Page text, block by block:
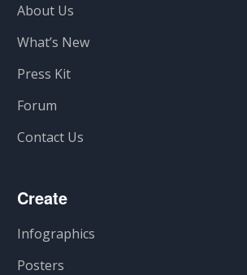
About Us
What’s New
Press Kit
Forum
Contact Us
Create
Infographics
Posters